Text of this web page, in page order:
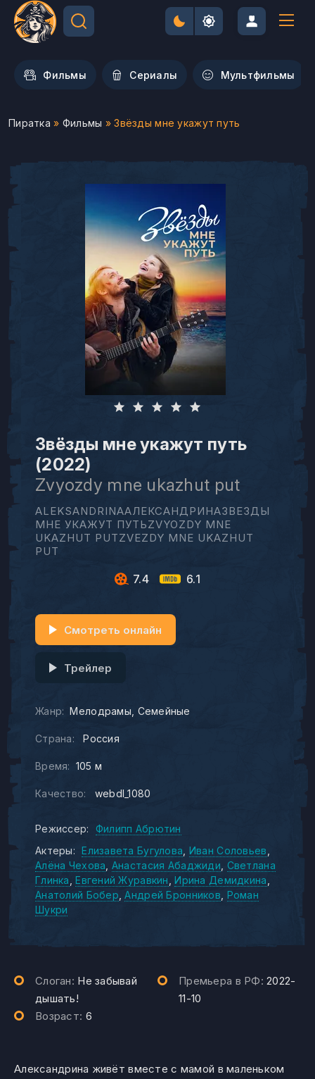
Фильмы Сериалы Мультфильмы
Пиратка » Фильмы » Звёзды мне укажут путь
Звёзды мне укажут путь
(2022)
Zvyozdy mne ukazhut put
ALEKSANDRINAАЛЕКСАНДРИНАЗВЕЗДЫ
МНЕ УКАЖУТ ПУТЬZVYOZDY MNE
UKAZHUT PUTZVEZDY MNE UKAZHUT
PUT
7.4 6.1
Жанр: Мелодрамы Семейные
Страна: Россия
Время: 105 м
Качество: webdl_1080
Смотреть онлайн
Трейлер
Режиссер:
Филипп Абрютин
Актеры:
Елизавета Бугулова Иван Соловьев
Алёна Чехова Анастасия Абаджиди
Светлана
Глинка
Евгений Журавкин
Ирина Демидкина
Анатолий Бобер Андрей Бронников Роман
Шукри
Слоган: Не забывай
дышать!
Премьера в РФ:2022-
11-10
Возраст: 6
Александрина живёт вместе с мамой в маленьком